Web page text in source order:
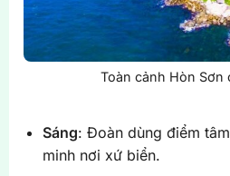
Toàn cảnh Hòn Sơn
Sáng: Đoàn dùng điểm
minh nơi xứ biển.